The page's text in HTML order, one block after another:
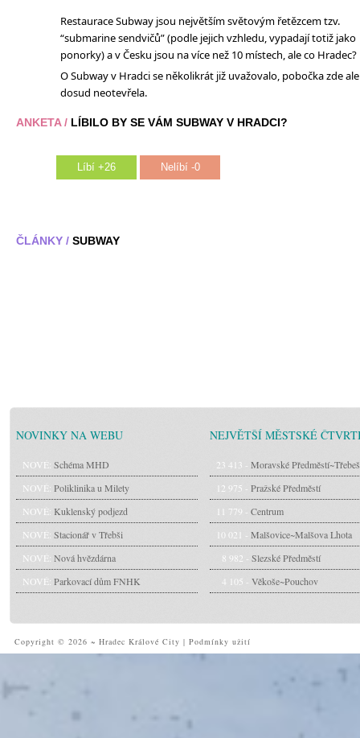
Restaurace Subway jsou největším světovým řetězcem tzv.
“submarine sendvičů” (podle jejich vzhledu, vypadají totiž jako
ponorky) a v Česku jsou na více než 10 místech, ale co Hradec?
O Subway v Hradci se několikrát již uvažovalo, pobočka zde ale
dosud neotevřela.
ANKETA / LÍBILO BY SE VÁM SUBWAY V HRADCI?
Líbí +26 Nelíbí -0
ČLÁNKY / SUBWAY
NOVINKY NA WEBU
NOVÉ: Schéma MHD
NOVÉ: Poliklinika u Milety
NOVÉ: Kuklenský podjezd
NOVÉ: Stacionář v Třebši
NOVÉ: Nová hvězdárna
NOVÉ: Parkovací dům FNHK
NEJVĚTŠÍ MĚSTSKÉ
23 413 - Moravské Předměstí~Třebeš
12 975 - Pražské Předměstí
11 779 - Centrum
10 021 - Malšovice~Malšova Lhota
8 982 - Slezské Předměstí
4 105 - Věkoše~Pouchov
Copyright © 2026 ~ Hradec Králové City | Podmínky užití